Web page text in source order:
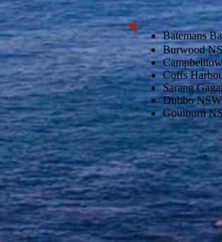
Batemans
Burwood
Coffs
Sarang
Dubbo NSW
Goulburn